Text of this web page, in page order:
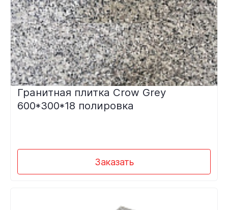
Гранитная плитка Crow Grey
600*300*18 полировка
Заказать